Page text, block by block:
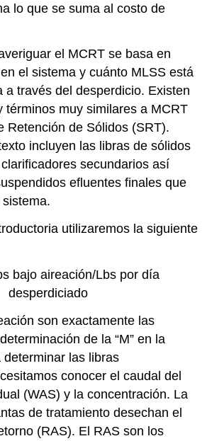
lo que se suma al costo de
el MCRT se basa en
el sistema y cuánto MLSS está
a través del desperdicio. Existen
términos muy similares a MCRT
Retención de Sólidos (SRT).
incluyen las libras de sólidos
secundarios así
efluentes finales que
utilizaremos la siguiente
bajo aireación/Lbs por día
desperdiciado
son exactamente las
de la “M” en la
las libras
conocer el caudal del
(WAS) y la concentración. La
de tratamiento desechan el
(RAS). El RAS son los